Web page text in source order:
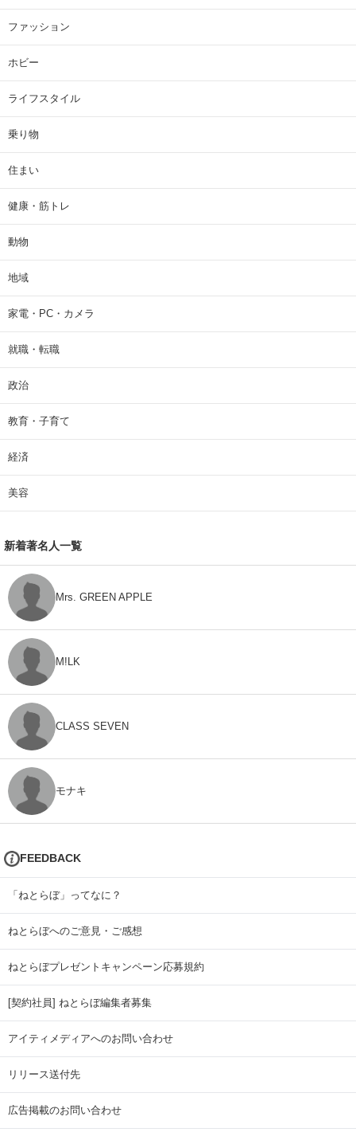
ファッション
ホビー
ライフスタイル
乗り物
住まい
健康・筋トレ
動物
地域
家電・PC・カメラ
就職・転職
政治
教育・子育て
経済
美容
新着著名人一覧
Mrs. GREEN APPLE
M!LK
CLASS SEVEN
モナキ
FEEDBACK
「ねとらぼ」ってなに？
ねとらぼへのご意見・ご感想
ねとらぼプレゼントキャンペーン応募規約
[契約社員] ねとらぼ編集者募集
アイティメディアへのお問い合わせ
リリース送付先
広告掲載のお問い合わせ